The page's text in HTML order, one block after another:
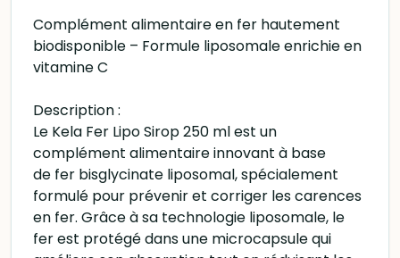
Complément alimentaire en fer hautement
biodisponible – Formule liposomale enrichie en
vitamine C
Description :
Le Kela Fer Lipo Sirop 250 ml est un
complément alimentaire innovant à base
de fer bisglycinate liposomal, spécialement
formulé pour prévenir et corriger les carences
en fer. Grâce à sa technologie liposomale, le
fer est protégé dans une microcapsule qui